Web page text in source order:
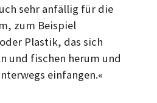
sehr anfällig für die
zum Beispiel
Plastik, das sich
und fischen herum und
einfangen.«